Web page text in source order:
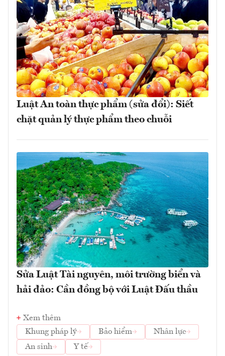
Luật An toàn thực phẩm (sửa đổi): Siết
chặt quản lý thực phẩm theo chuỗi
Sửa Luật Tài nguyên, môi trường biển và
hải đảo: Cần đồng bộ với Luật Đấu thầu
Xem thêm
Khung pháp lý
Bảo hiểm
Nhân lực
An sinh
Y tế